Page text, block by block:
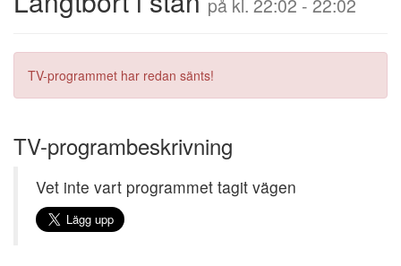
på kl. 22:02 - 22:02
TV-programmet har redan sänts!
TV-programbeskrivning
Vet inte vart programmet tagit vägen